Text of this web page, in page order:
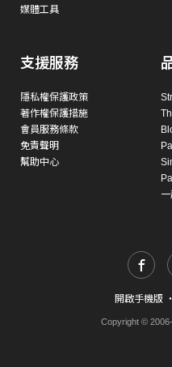
媒體工具
支援服務
隱私權保護政策
著作權保護措施
會員服務條款
免責聲明
幫助中心
開啟手機版 ・
Copyright ©